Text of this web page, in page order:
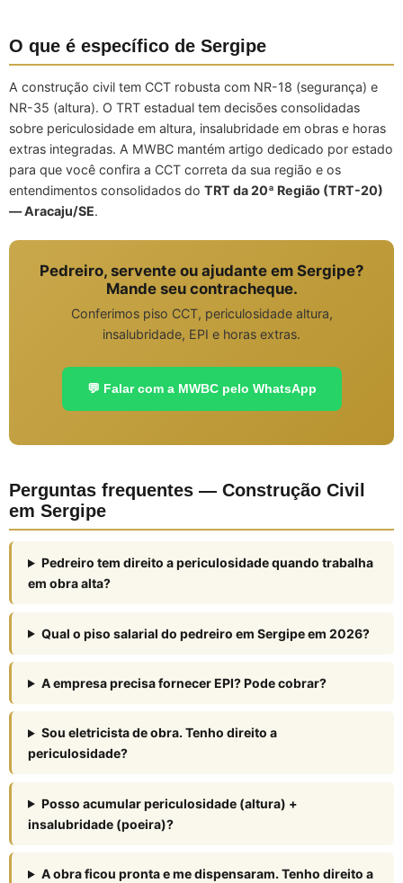
O que é específico de Sergipe
A construção civil tem CCT robusta com NR-18 (segurança) e
NR-35 (altura). O TRT estadual tem decisões consolidadas
sobre periculosidade em altura, insalubridade em obras e horas
extras integradas. A MWBC mantém artigo dedicado por estado
para que você confira a CCT correta da sua região e os
entendimentos consolidados do TRT da 20ª Região (TRT-20)
— Aracaju/SE.
Pedreiro, servente ou ajudante em Sergipe?
Mande seu contracheque.
Conferimos piso CCT, periculosidade altura,
insalubridade, EPI e horas extras.
💬 Falar com a MWBC pelo WhatsApp
Perguntas frequentes — Construção Civil
em Sergipe
Pedreiro tem direito a periculosidade quando trabalha
em obra alta?
Qual o piso salarial do pedreiro em Sergipe em 2026?
A empresa precisa fornecer EPI? Pode cobrar?
Sou eletricista de obra. Tenho direito a
periculosidade?
Posso acumular periculosidade (altura) +
insalubridade (poeira)?
A obra ficou pronta e me dispensaram. Tenho direito a